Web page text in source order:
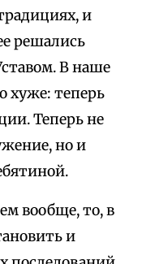
и
решались
В наше
хуже: теперь
Теперь не
но и
вообще, то, в
и